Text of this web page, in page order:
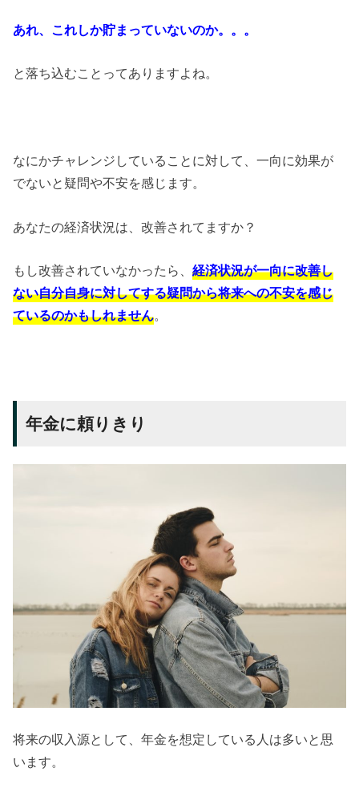
あれ、これしか貯まっていないのか。。。
と落ち込むことってありますよね。
なにかチャレンジしていることに対して、一向に効果が
でないと疑問や不安を感じます。
あなたの経済状況は、改善されてますか？
もし改善されていなかったら、経済状況が一向に改善し
ない自分自身に対してする疑問から将来への不安を感じ
ているのかもしれません。
年金に頼りきり
将来の収入源として、年金を想定している人は多いと思
います。